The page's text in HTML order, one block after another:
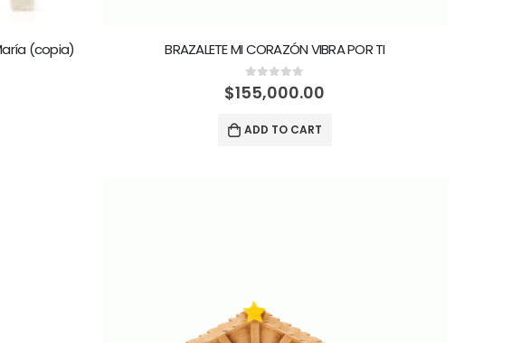
(copia) BRAZALETE MI CORAZÓN VIBRA POR TI
0 out of 5
$155,000.00
ADD TO CART